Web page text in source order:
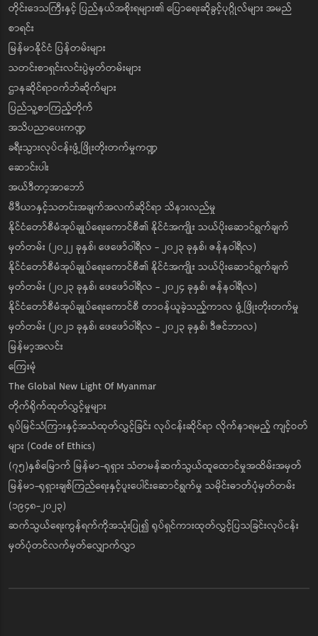
တိုင်းဒေသကြီးနှင့် ပြည်နယ်အစိုးရများ၏ ပြောရေးဆိုခွင့်ပုဂ္ဂိုလ်များ အမည်
စာရင်း
မြန်မာနိုင်ငံ ပြန်တမ်းများ
သတင်းစာရှင်းလင်းပွဲမှတ်တမ်းများ
ဌာနဆိုင်ရာဝက်ဘ်ဆိုက်များ
ပြည်သူ့စာကြည့်တိုက်
အသိပညာပေးကဏ္ဍ
ခရီးသွားလုပ်ငန်းဖွံ့ဖြိုးတိုးတက်မှုကဏ္ဍ
ဆောင်းပါး
အယ်ဒီတာ့အာဘော်
မီဒီယာနှင့်သတင်းအချက်အလက်ဆိုင်ရာ သိနားလည်မှု
နိုင်ငံတော်စီမံအုပ်ချုပ်ရေးကောင်စီ၏ နိုင်ငံအကျိုး သယ်ပိုးဆောင်ရွက်ချက်
မှတ်တမ်း (၂၀၂၂ ခုနှစ်၊ ဖေဖော်ဝါရီလ - ၂၀၂၃ ခုနှစ်၊ ဇန်နဝါရီလ)
နိုင်ငံတော်စီမံအုပ်ချုပ်ရေးကောင်စီ၏ နိုင်ငံအကျိုး သယ်ပိုးဆောင်ရွက်ချက်
မှတ်တမ်း (၂၀၂၃ ခုနှစ်၊ ဖေဖော်ဝါရီလ - ၂၀၂၄ ခုနှစ်၊ ဇန်နဝါရီလ)
နိုင်ငံတော်စီမံအုပ်ချုပ်ရေးကောင်စီ တာဝန်ယူခဲ့သည့်ကာလ ဖွံ့ဖြိုးတိုးတက်မှု
မှတ်တမ်း (၂၀၂၁ ခုနှစ်၊ ဖေဖော်ဝါရီလ - ၂၀၂၃ ခုနှစ်၊ ဒီဇင်ဘာလ)
မြန်မာ့အလင်း
ကြေးမုံ
The Global New Light Of Myanmar
တိုက်ရိုက်ထုတ်လွှင့်မှုများ
ရုပ်မြင်သံကြားနှင့်အသံထုတ်လွှင့်ခြင်း လုပ်ငန်းဆိုင်ရာ လိုက်နာရမည့် ကျင့်ဝတ်
များ (Code of Ethics)
(၇၅)နှစ်မြောက် မြန်မာ-ရုရှား သံတမန်ဆက်သွယ်ထူထောင်မှုအထိမ်းအမှတ်
မြန်မာ-ရုရှားချစ်ကြည်ရေးနှင့်ပူးပေါင်းဆောင်ရွက်မှု သမိုင်းဓာတ်ပုံမှတ်တမ်း
(၁၉၄၈-၂၀၂၃)
ဆက်သွယ်ရေးကွန်ရက်ကိုအသုံးပြု၍ ရုပ်ရှင်ကားထုတ်လွှင့်ပြသခြင်းလုပ်ငန်း
မှတ်ပုံတင်လက်မှတ်လျှောက်လွှာ